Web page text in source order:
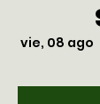
vie, 08 ago